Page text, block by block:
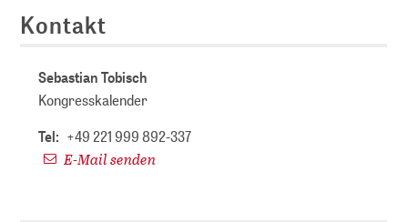
Kontakt
Sebastian Tobisch
Kongresskalender
Tel: +49 221 999 892-337
E-Mail senden